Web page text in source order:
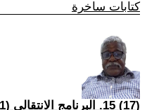
كتابات ساخرة